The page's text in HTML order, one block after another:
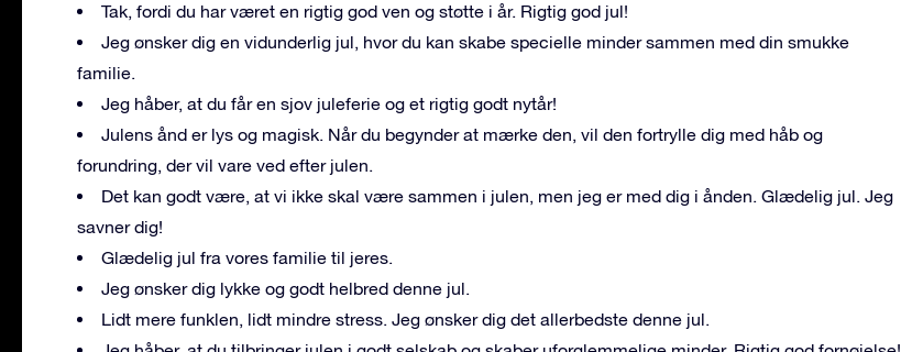
Tak, fordi du har været en rigtig god ven og støtte i år. Rigtig god jul!
Jeg ønsker dig en vidunderlig jul, hvor du kan skabe specielle minder sammen med din smukke
familie.
Jeg håber, at du får en sjov juleferie og et rigtig godt nytår!
Julens ånd er lys og magisk. Når du begynder at mærke den, vil den fortrylle dig med håb og
forundring, der vil vare ved efter julen.
Det kan godt være, at vi ikke skal være sammen i julen, men jeg er med dig i ånden. Glædelig jul. Jeg
savner dig!
Glædelig jul fra vores familie til jeres.
Jeg ønsker dig lykke og godt helbred denne jul.
Lidt mere funklen, lidt mindre stress. Jeg ønsker dig det allerbedste denne jul.